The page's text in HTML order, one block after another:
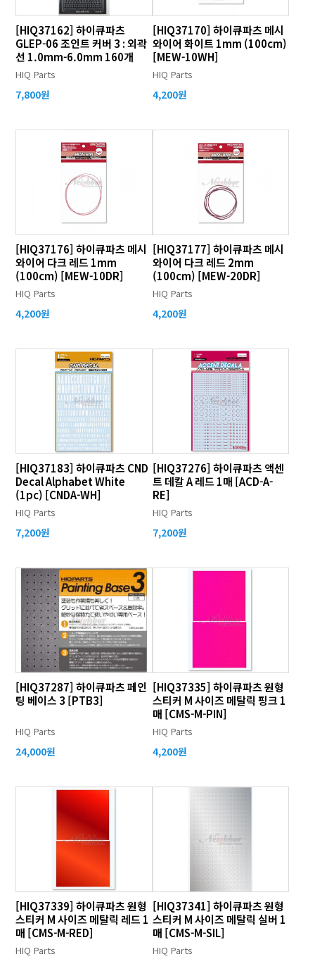
[HIQ37162] 하이큐파츠
GLEP-06 조인트 커버 3 : 외곽
선 1.0mm-6.0mm 160개
HIQ Parts
7,800원
[HIQ37170] 하이큐파츠 메시
와이어 화이트 1mm (100cm)
[MEW-10WH]
HIQ Parts
4,200원
[HIQ37176] 하이큐파츠 메시
와이어 다크 레드 1mm
(100cm) [MEW-10DR]
HIQ Parts
4,200원
[HIQ37177] 하이큐파츠 메시
와이어 다크 레드 2mm
(100cm) [MEW-20DR]
HIQ Parts
4,200원
[HIQ37183] 하이큐파츠 CND
Decal Alphabet White
(1pc) [CNDA-WH]
HIQ Parts
7,200원
[HIQ37276] 하이큐파츠 액센
트 데칼 A 레드 1매 [ACD-A-
RE]
HIQ Parts
7,200원
[HIQ37287] 하이큐파츠 페인
팅 베이스 3 [PTB3]
HIQ Parts
24,000원
[HIQ37335] 하이큐파츠 원형
스티커 M 사이즈 메탈릭 핑크 1
매 [CMS-M-PIN]
HIQ Parts
4,200원
[HIQ37339] 하이큐파츠 원형
스티커 M 사이즈 메탈릭 레드 1
매 [CMS-M-RED]
HIQ Parts
[HIQ37341] 하이큐파츠 원형
스티커 M 사이즈 메탈릭 실버 1
매 [CMS-M-SIL]
HIQ Parts